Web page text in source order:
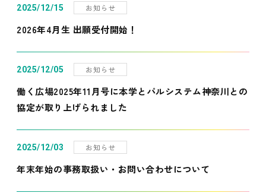
2025/12/15 お知らせ
2026年4月生 出願受付開始！
2025/12/05 お知らせ
働く広場2025年11月号に本学とパルシステム神奈川との
協定が取り上げられました
2025/12/03 お知らせ
年末年始の事務取扱い・お問い合わせについて